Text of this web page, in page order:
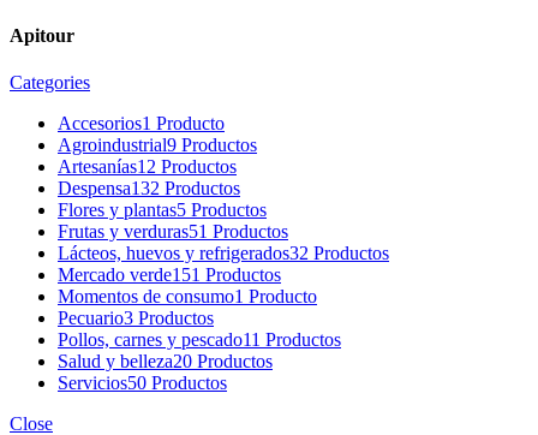
Apitour
Categories
Accesorios1 Producto
Agroindustrial9 Productos
Artesanías12 Productos
Despensa132 Productos
Flores y plantas5 Productos
Frutas y verduras51 Productos
Lácteos, huevos y refrigerados32 Productos
Mercado verde151 Productos
Momentos de consumo1 Producto
Pecuario3 Productos
Pollos, carnes y pescado11 Productos
Salud y belleza20 Productos
Servicios50 Productos
Close